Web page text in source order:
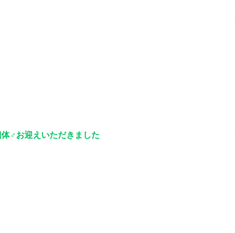
♂お迎えいただきました